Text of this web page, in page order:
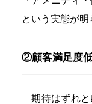
という実態が明
②顧客満足度
期待はずれと